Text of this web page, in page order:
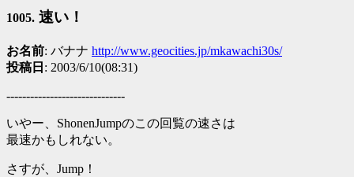
1005. 速い！
お名前: バナナ http://www.geocities.jp/mkawachi30s/
投稿日 : 2003/6/10(08:31)
------------------------------
いやー、ShonenJumpのこの回覧の速さは
最速かもしれない。
さすが、Jump！